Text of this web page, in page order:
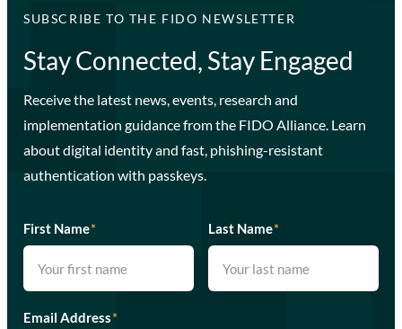
SUBSCRIBE TO THE FIDO NEWSLETTER
Stay Connected, Stay Engaged
Receive the latest news, events, research and
implementation guidance from the FIDO Alliance. Learn
about digital identity and fast, phishing-resistant
authentication with passkeys.
First Name* Last Name*
Email Address*